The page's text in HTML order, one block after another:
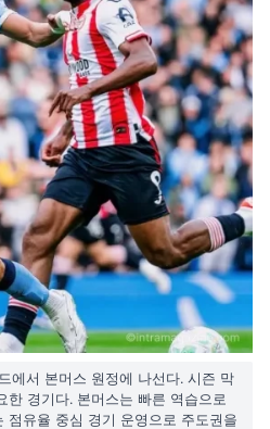
에서 본머스 원정에 나선다. 시즌 막
한 경기다. 본머스는 빠른 역습으로
점유율 중심 경기 운영으로 주도권을